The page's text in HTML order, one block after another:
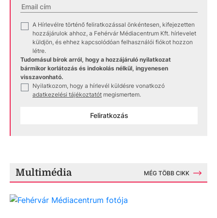
A Hírlevélre történő feliratkozással önkéntesen, kifejezetten
hozzájárulok ahhoz, a Fehérvár Médiacentrum Kft. hírlevelet
küldjön, és ehhez kapcsolódóan felhasználói fiókot hozzon
létre.
Tudomásul bírok arról, hogy a hozzájáruló nyilatkozat
bármikor korlátozás és indokolás nélkül, ingyenesen
visszavonható.
Nyilatkozom, hogy a hírlevél küldésre vonatkozó
adatkezelési tájékoztatót megismertem.
Feliratkozás
Multimédia MÉG TÖBB CIKK